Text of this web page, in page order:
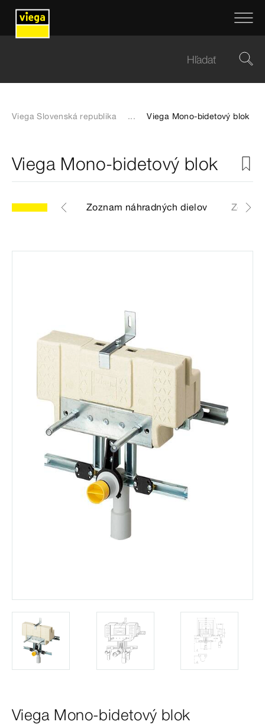
Viega Slovenská republika ... Viega Mono-bidetový blok
Viega Mono-bidetový blok
výkres Zoznam náhradných dielov
Viega Mono-bidetový blok